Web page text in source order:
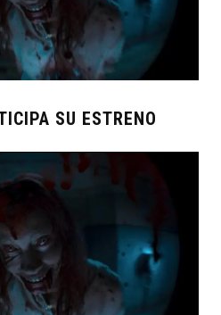
SU ESTRENO